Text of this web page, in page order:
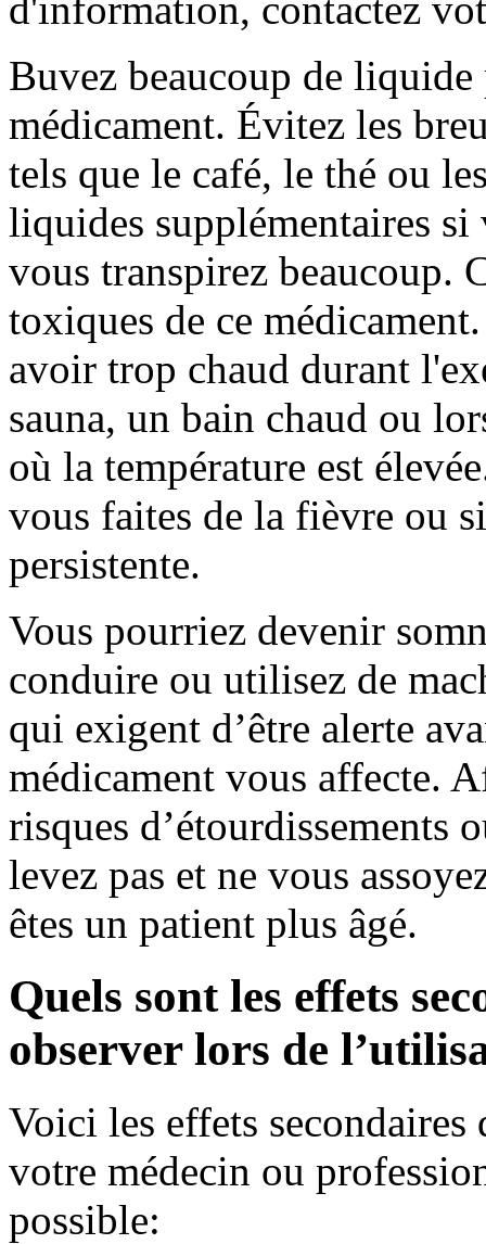
Buvez beaucoup de liquide
médicament. Évitez les
tels que le café, le thé ou
liquides supplémentaires
vous transpirez beaucoup.
toxiques de ce
avoir trop chaud durant
sauna, un bain chaud ou
où la température est
vous faites de la fièvre ou
persistente.
Vous pourriez devenir
conduire ou utilisez de
qui exigent d’être alerte
médicament vous affecte.
risques d’étourdissements
levez pas et ne vous
êtes un patient plus âgé.
Quels sont les effets
observer lors de
Voici les effets
votre médecin ou
possible: